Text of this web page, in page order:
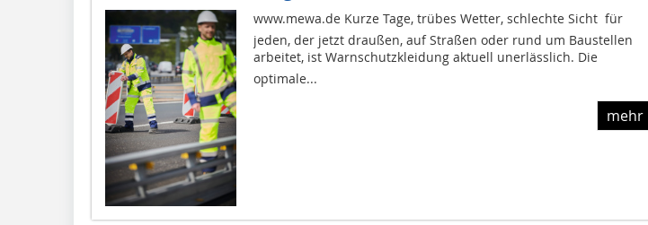
www.mewa.de Kurze Tage, trübes Wetter, schlechte Sicht  für
jeden, der jetzt draußen, auf Straßen oder rund um Baustellen
arbeitet, ist Warnschutzkleidung aktuell unerlässlich. Die
optimale...
mehr